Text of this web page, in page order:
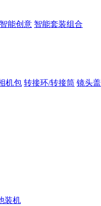
智能创意 智能套装组合
机包 转接环/转接筒 镜头盖
装机